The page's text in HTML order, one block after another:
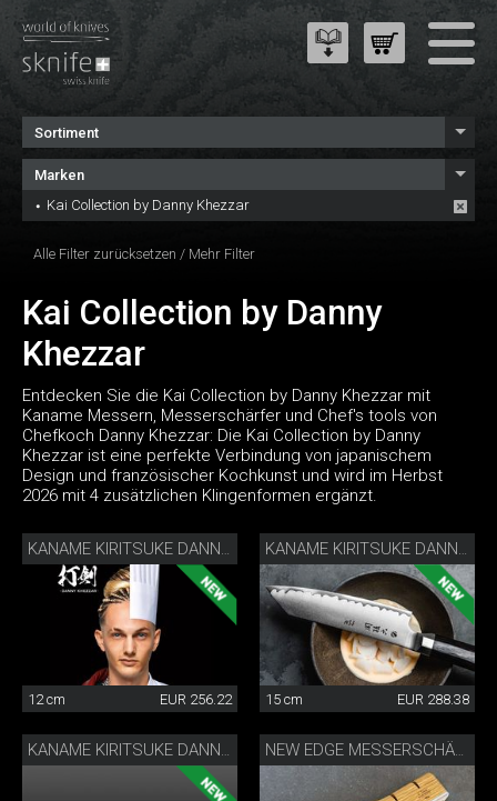
Sortiment
Marken
Kai Collection by Danny Khezzar
Alle Filter zurücksetzen / Mehr Filter
Kai Collection by Danny
Khezzar
Entdecken Sie die Kai Collection by Danny Khezzar mit
Kaname Messern, Messerschärfer und Chef's tools von
Chefkoch Danny Khezzar: Die Kai Collection by Danny
Khezzar ist eine perfekte Verbindung von japanischem
Design und französischer Kochkunst und wird im Herbst
2026 mit 4 zusätzlichen Klingenformen ergänzt.
KANAME KIRITSUKE DANNY KHEZZAR 12 CM
12 cm EUR 256.22
KANAME KIRITSUKE DANNY KHEZZAR 15 CM
15 cm EUR 288.38